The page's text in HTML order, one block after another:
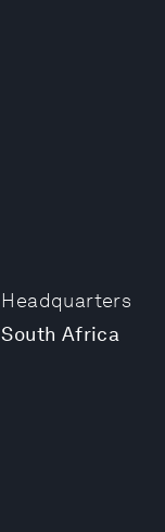
Headquarters
South Africa